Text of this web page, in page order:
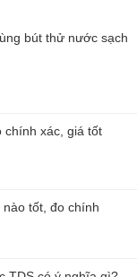
bút thử nước sạch
chính xác, giá tốt
tốt, đo chính